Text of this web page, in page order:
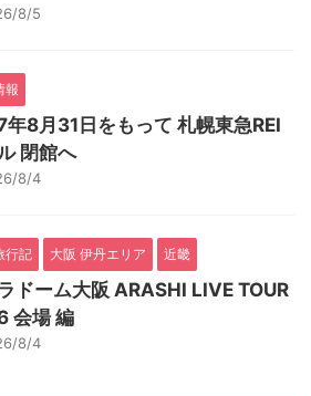
8/5
報
8月31日をもって 札幌東急REI
閉館へ
8/4
行記 大阪 伊丹エリア 近畿
ドーム大阪 ARASHI LIVE TOUR
会場 編
8/4